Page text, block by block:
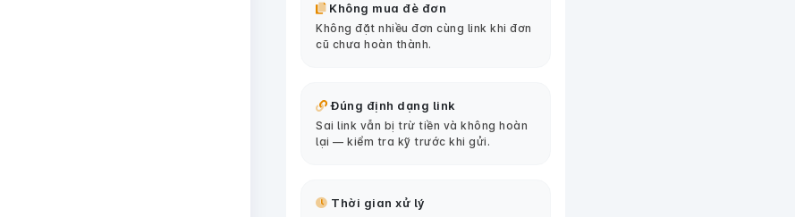
Không mua đè đơn
Không đặt nhiều đơn cùng link khi đơn
cũ chưa hoàn thành.
Đúng định dạng link
Sai link vẫn bị trừ tiền và không hoàn
lại — kiểm tra kỹ trước khi gửi.
Thời gian xử lý